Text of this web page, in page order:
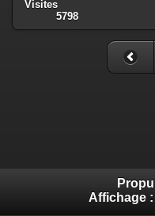
Visites
5798
Affichage :